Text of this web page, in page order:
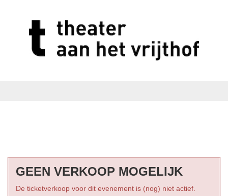
GEEN VERKOOP MOGELIJK
De ticketverkoop voor dit evenement is (nog) niet actief.